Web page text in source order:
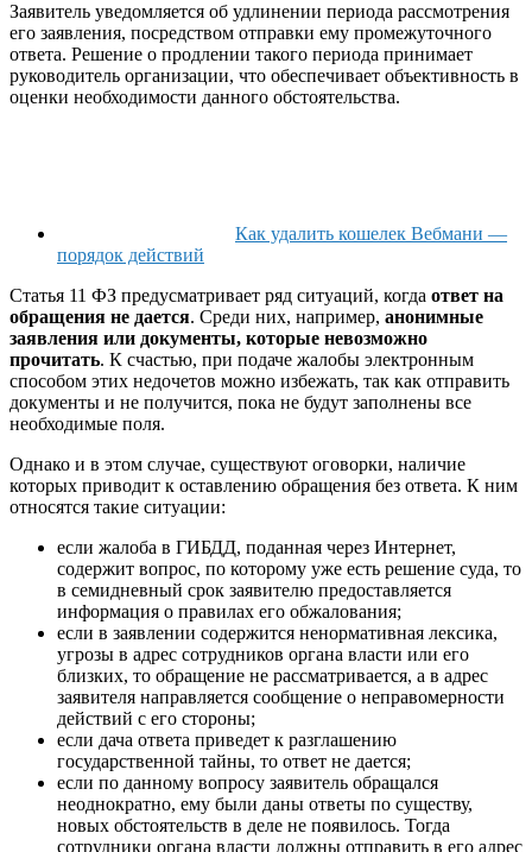
Заявитель уведомляется об удлинении периода рассмотрения
его заявления, посредством отправки ему промежуточного
ответа. Решение о продлении такого периода принимает
руководитель организации, что обеспечивает объективность в
оценки необходимости данного обстоятельства.
Как удалить кошелек Вебмани —
порядок действий
Статья 11 ФЗ предусматривает ряд ситуаций, когда ответ на
обращения не дается. Среди них, например, анонимные
заявления или документы, которые невозможно
прочитать. К счастью, при подаче жалобы электронным
способом этих недочетов можно избежать, так как отправить
документы и не получится, пока не будут заполнены все
необходимые поля.
Однако и в этом случае, существуют оговорки, наличие
которых приводит к оставлению обращения без ответа. К ним
относятся такие ситуации:
если жалоба в ГИБДД, поданная через Интернет,
содержит вопрос, по которому уже есть решение суда, то
в семидневный срок заявителю предоставляется
информация о правилах его обжалования;
если в заявлении содержится ненормативная лексика,
угрозы в адрес сотрудников органа власти или его
близких, то обращение не рассматривается, а в адрес
заявителя направляется сообщение о неправомерности
действий с его стороны;
если дача ответа приведет к разглашению
государственной тайны, то ответ не дается;
если по данному вопросу заявитель обращался
неоднократно, ему были даны ответы по существу,
новых обстоятельств в деле не появилось. Тогда
сотрудники органа власти должны отправить в его адрес